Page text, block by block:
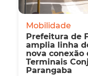
Mobilidade
Prefeitura de
amplia linha
nova
Terminais
Parangaba